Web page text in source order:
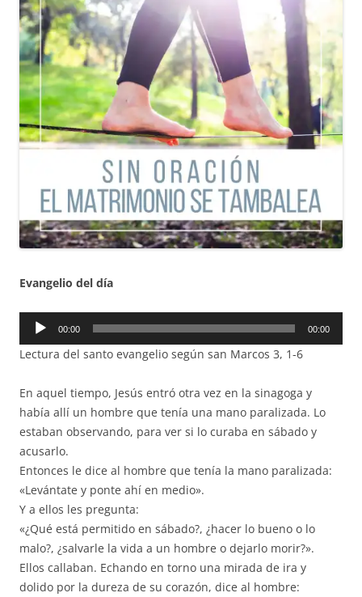
Evangelio del día
Reproductor
audio
00:00 00:00
Lectura del santo evangelio según san Marcos 3, 1-6
En aquel tiempo, Jesús entró otra vez en la sinagoga y
había allí un hombre que tenía una mano paralizada. Lo
estaban observando, para ver si lo curaba en sábado y
acusarlo.
Entonces le dice al hombre que tenía la mano paralizada:
«Levántate y ponte ahí en medio».
Y a ellos les pregunta:
«¿Qué está permitido en sábado?, ¿hacer lo bueno o lo
malo?, ¿salvarle la vida a un hombre o dejarlo morir?».
Ellos callaban. Echando en torno una mirada de ira y
dolido por la dureza de su corazón, dice al hombre: